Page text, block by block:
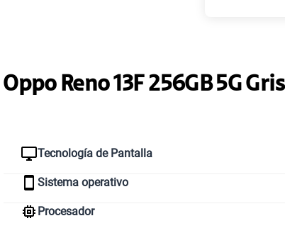
Oppo Reno 13F 256GB 5G Gris
Tecnología de Pantalla
Sistema operativo
Procesador